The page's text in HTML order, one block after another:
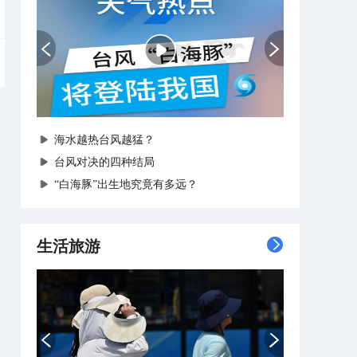
海水越热台风越猛？
台风对决的四种结局
“白海豚”出生地究竟有多远？
生活旅游